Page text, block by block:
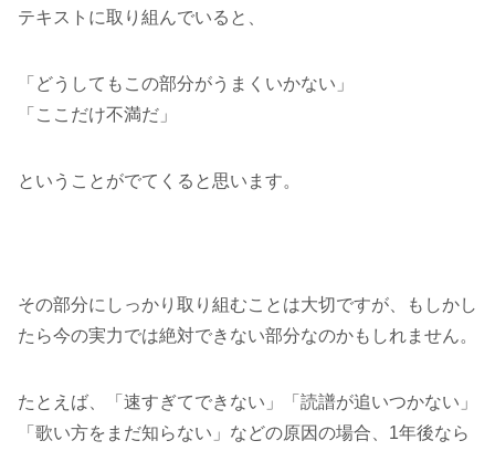
テキストに取り組んでいると、
「どうしてもこの部分がうまくいかない」
「ここだけ不満だ」
ということがでてくると思います。
その部分にしっかり取り組むことは大切ですが、もしかし
たら今の実力では絶対できない部分なのかもしれません。
たとえば、「速すぎてできない」「読譜が追いつかない」
「歌い方をまだ知らない」などの原因の場合、1年後なら